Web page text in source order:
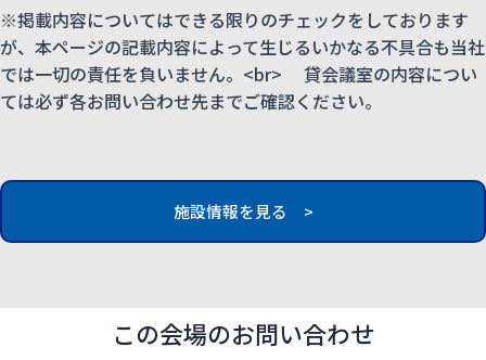
※掲載内容についてはできる限りのチェックをしております
が、本ページの記載内容によって生じるいかなる不具合も当社
では一切の責任を負いません。<br> 貸会議室の内容につい
ては必ず各お問い合わせ先までご確認ください。
施設情報を見る >
この会場のお問い合わせ